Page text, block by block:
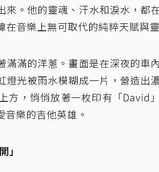
。他的靈魂、汗水和淚水，都
音樂上無可取代的純粹天賦與
滿滿的洋蔥。畫面是在深夜的車
光被雨水模糊成一片，營造出
方，悄悄放著一枚印有「David
樂的吉他英雄。
」